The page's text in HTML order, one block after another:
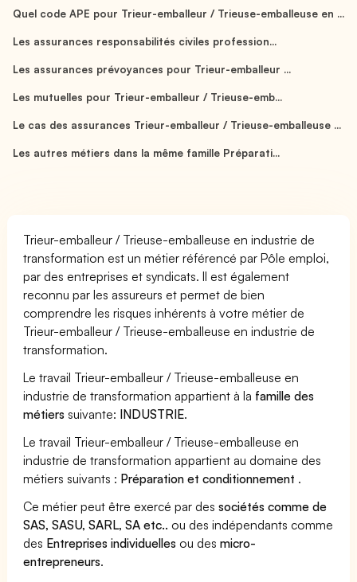
Quel code APE pour Trieur-emballeur / Trieuse-emballeuse en ...
Les assurances responsabilités civiles profession...
Les assurances prévoyances pour Trieur-emballeur ...
Les mutuelles pour Trieur-emballeur / Trieuse-emb...
Le cas des assurances Trieur-emballeur / Trieuse-emballeuse ...
Les autres métiers dans la même famille Préparati...
Trieur-emballeur / Trieuse-emballeuse en industrie de
transformation est un métier référencé par Pôle emploi,
par des entreprises et syndicats. Il est également
reconnu par les assureurs et permet de bien
comprendre les risques inhérents à votre métier de
Trieur-emballeur / Trieuse-emballeuse en industrie de
transformation.
Le travail Trieur-emballeur / Trieuse-emballeuse en
industrie de transformation appartient à la famille des
métiers suivante: INDUSTRIE.
Le travail Trieur-emballeur / Trieuse-emballeuse en
industrie de transformation appartient au domaine des
métiers suivants : Préparation et conditionnement .
Ce métier peut être exercé par dessociétés comme de
SAS, SASU, SARL, SA etc.. ou des indépendants comme
des Entreprises individuelles ou desmicro-
entrepreneurs.